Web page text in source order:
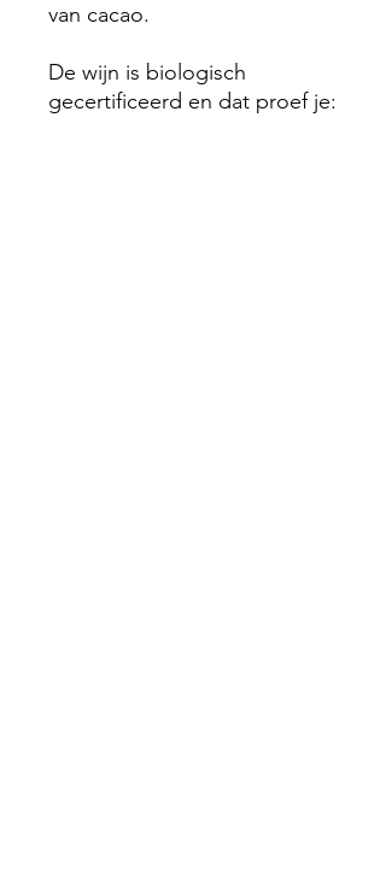
van cacao.
De wijn is biologisch
gecertificeerd en dat proef je: